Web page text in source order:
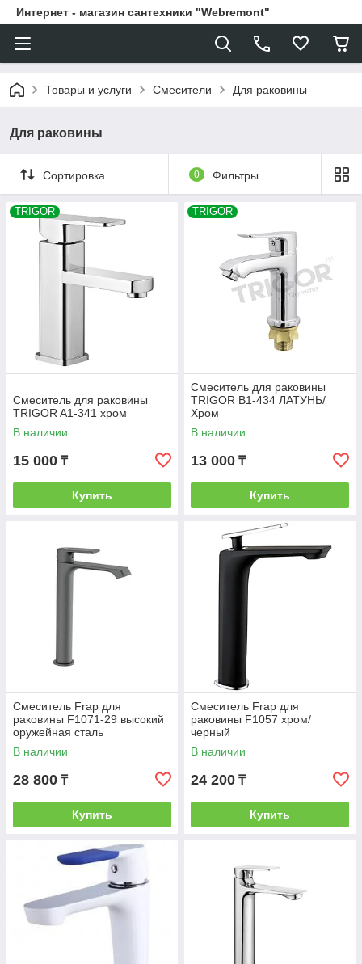
Интернет - магазин сантехники "Webremont"
Товары и услуги Смесители Для раковины
Для раковины
Сортировка 0 Фильтры
TRIGOR
Смеситель для раковины
TRIGOR A1-341 хром
В наличии
15 000 ₸
Купить
TRIGOR
Смеситель для раковины
TRIGOR B1-434 ЛАТУНЬ/
Хром
В наличии
13 000 ₸
Купить
Смеситель Frap для
раковины F1071-29 высокий
оружейная сталь
В наличии
28 800 ₸
Купить
Смеситель Frap для
раковины F1057 хром/
черный
В наличии
24 200 ₸
Купить